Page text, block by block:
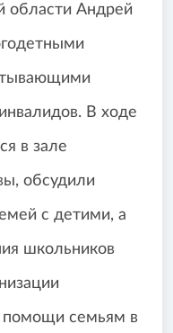
области Андрей
В ходе
в зале
обсудили
с детими, а
школьников
помощи семьям в